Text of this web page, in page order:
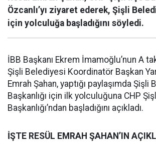
Özcanlı’yı ziyaret ederek, Şişli
için yolculuğa başladığını söyledi.
İBB Başkanı Ekrem İmamoğlu’nun A
Şişli Belediyesi Koordinatör Başkan
Emrah Şahan, yaptığı paylaşımda Şişli
Başkanlığı için ilk yolculuğuna CHP
Başkanlığı’ndan başladığını açıkladı.
İŞTE RESÜL EMRAH ŞAHAN’IN